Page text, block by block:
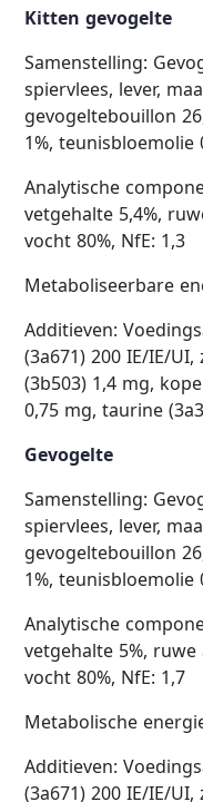
Kitten gevogelte
Samenstelling:
spiervlees, lever,
gevogeltebouillon
1%, teunisbloemolie
Analytische
vetgehalte 5,4%,
vocht 80%, NfE: 1,3
Metaboliseerbare
Additieven:
(3a671) 200 IE/IE/
(3b503) 1,4 mg,
0,75 mg, taurine
Gevogelte
Samenstelling:
spiervlees, lever,
gevogeltebouillon
1%, teunisbloemolie
Analytische
vetgehalte 5%, ruwe
vocht 80%, NfE: 1,7
Metabolische
Additieven:
(3a671) 200 IE/IE/